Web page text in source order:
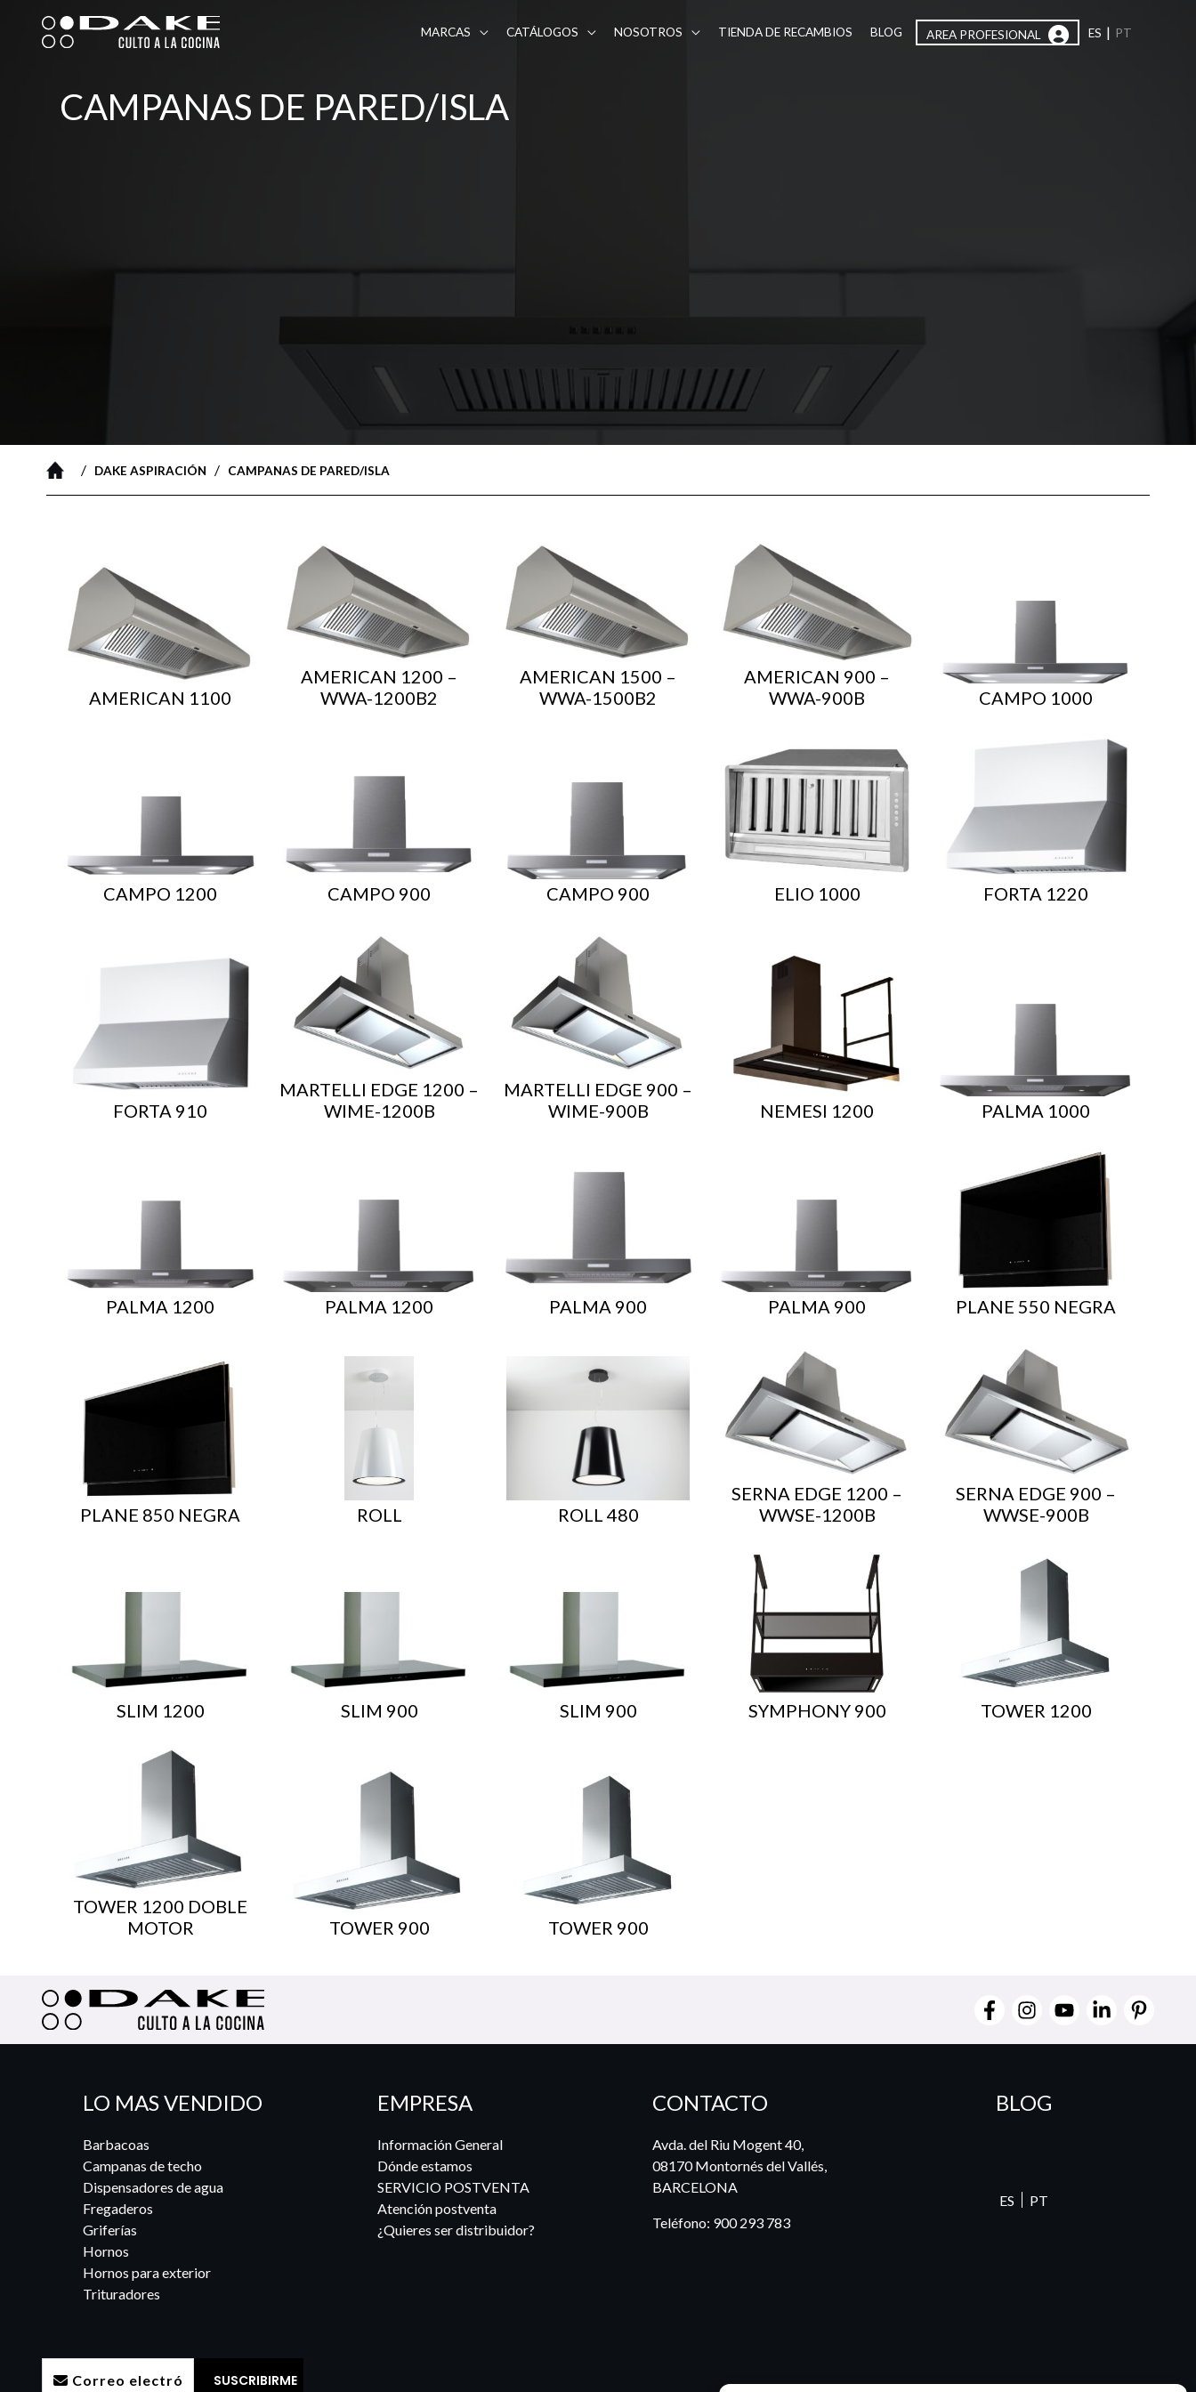
contenido
MARCAS CATÁLOGOS NOSOTROS TIENDA DE RECAMBIOS BLOG AREA PROFESIONAL ES | PT
CAMPANAS DE PARED/ISLA
/ DAKE ASPIRACIÓN / CAMPANAS DE PARED/ISLA
AMERICAN 1100
AMERICAN 1200 –
WWA-1200B2
AMERICAN 1500 –
WWA-1500B2
AMERICAN 900 –
WWA-900B
CAMPO 1000
CAMPO 1200 CAMPO 900 CAMPO 900 ELIO 1000 FORTA 1220
FORTA 910
MARTELLI EDGE 1200 –
WIME-1200B
MARTELLI EDGE 900 –
WIME-900B
NEMESI 1200 PALMA 1000
PALMA 1200 PALMA 1200 PALMA 900 PALMA 900 PLANE 550 NEGRA
PLANE 850 NEGRA ROLL ROLL 480
SERNA EDGE 1200 –
WWSE-1200B
SERNA EDGE 900 –
WWSE-900B
SLIM 1200 SLIM 900 SLIM 900 SYMPHONY 900 TOWER 1200
TOWER 1200 DOBLE
MOTOR
TOWER 900 TOWER 900
LO MAS VENDIDO
Barbacoas
Campanas de techo
Dispensadores de agua
Fregaderos
Griferías
Hornos
Hornos para exterior
Trituradores
EMPRESA
Información General
Dónde estamos
SERVICIO POSTVENTA
Atención postventa
¿Quieres ser distribuidor?
CONTACTO
Avda. del Riu Mogent 40,
08170 Montornés del Vallés,
BARCELONA
Teléfono: 900 293 783
BLOG
ES PT